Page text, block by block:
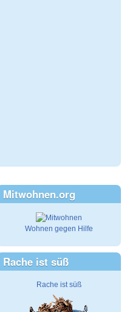
Mitwohnen.org
Wohnen gegen Hilfe
Rache ist süß
Rache ist süß